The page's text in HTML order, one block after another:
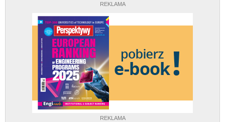
REKLAMA
REKLAMA